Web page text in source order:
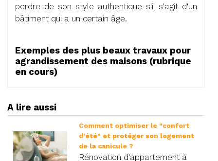
perdre de son style authentique s'il s'agit d'un
bâtiment qui a un certain âge.
Exemples des plus beaux travaux pour
agrandissement des maisons (rubrique
en cours)
A lire aussi
Comment optimiser le "confort
d'été" et protéger son logement
de la canicule ?
Rénovation d'appartement à